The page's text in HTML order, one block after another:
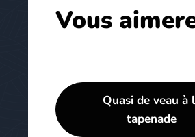
Vous
Quasi de veau à
tapenade